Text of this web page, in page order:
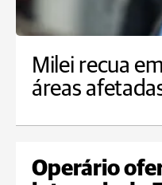
Milei recua
áreas
Operário